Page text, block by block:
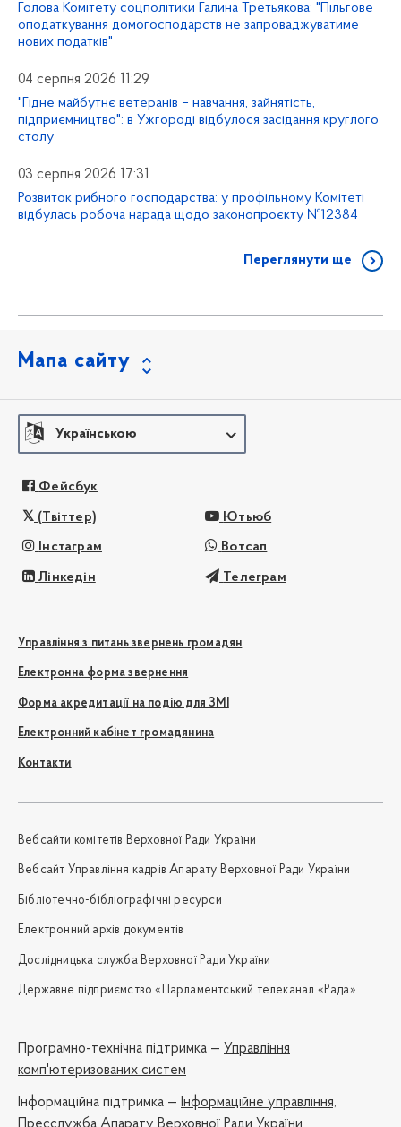
Голова Комітету соцполітики Галина Третьякова: "Пільгове
оподаткування домогосподарств не запроваджуватиме
нових податків"
04 серпня 2026 11:29
"Гідне майбутнє ветеранів – навчання, зайнятість,
підприємництво": в Ужгороді відбулося засідання круглого
столу
03 серпня 2026 17:31
Розвиток рибного господарства: у профільному Комітеті
відбулась робоча нарада щодо законопроєкту №12384
Переглянути ще
Мапа сайту
Українською
Фейсбук
(Твіттер) Ютьюб
Інстаграм Вотсап
Лінкедін Телеграм
Управління з питань звернень громадян
Електронна форма звернення
Форма акредитації на подію для ЗМІ
Електронний кабінет громадянина
Контакти
Вебсайти комітетів Верховної Ради України
Вебсайт Управління кадрів Апарату Верховної Ради України
Бібліотечно-бібліографічні ресурси
Електронний архів документів
Дослідницька служба Верховної Ради України
Державне підприємство «Парламентський телеканал «Рада»
Програмно-технічна підтримка — Управління
комп'ютеризованих систем
Iнформаційна підтримка — Інформаційне управління,